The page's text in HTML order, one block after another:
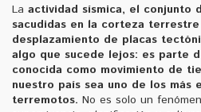
La actividad sísmica, el conjunto
sacudidas en la corteza
desplazamiento de placas
algo que sucede lejos: es parte
conocida como movimiento de
nuestro país sea uno de los más
terremotos. No es solo un